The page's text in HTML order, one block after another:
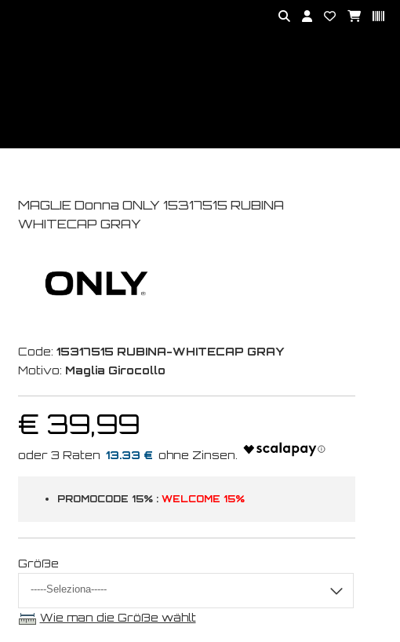
MAGLIE Donna ONLY 15317515 RUBINA
WHITECAP GRAY
Code: 15317515 RUBINA-WHITECAP GRAY
Motivo: Maglia Girocollo
€ 39,99
13.33 €
PROMOCODE 15% : WELCOME 15%
Größe
Wie man die Größe wählt